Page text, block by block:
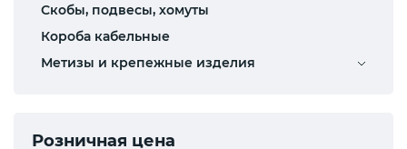
Скобы, подвесы, хомуты
Короба кабельные
Метизы и крепежные изделия
Розничная цена